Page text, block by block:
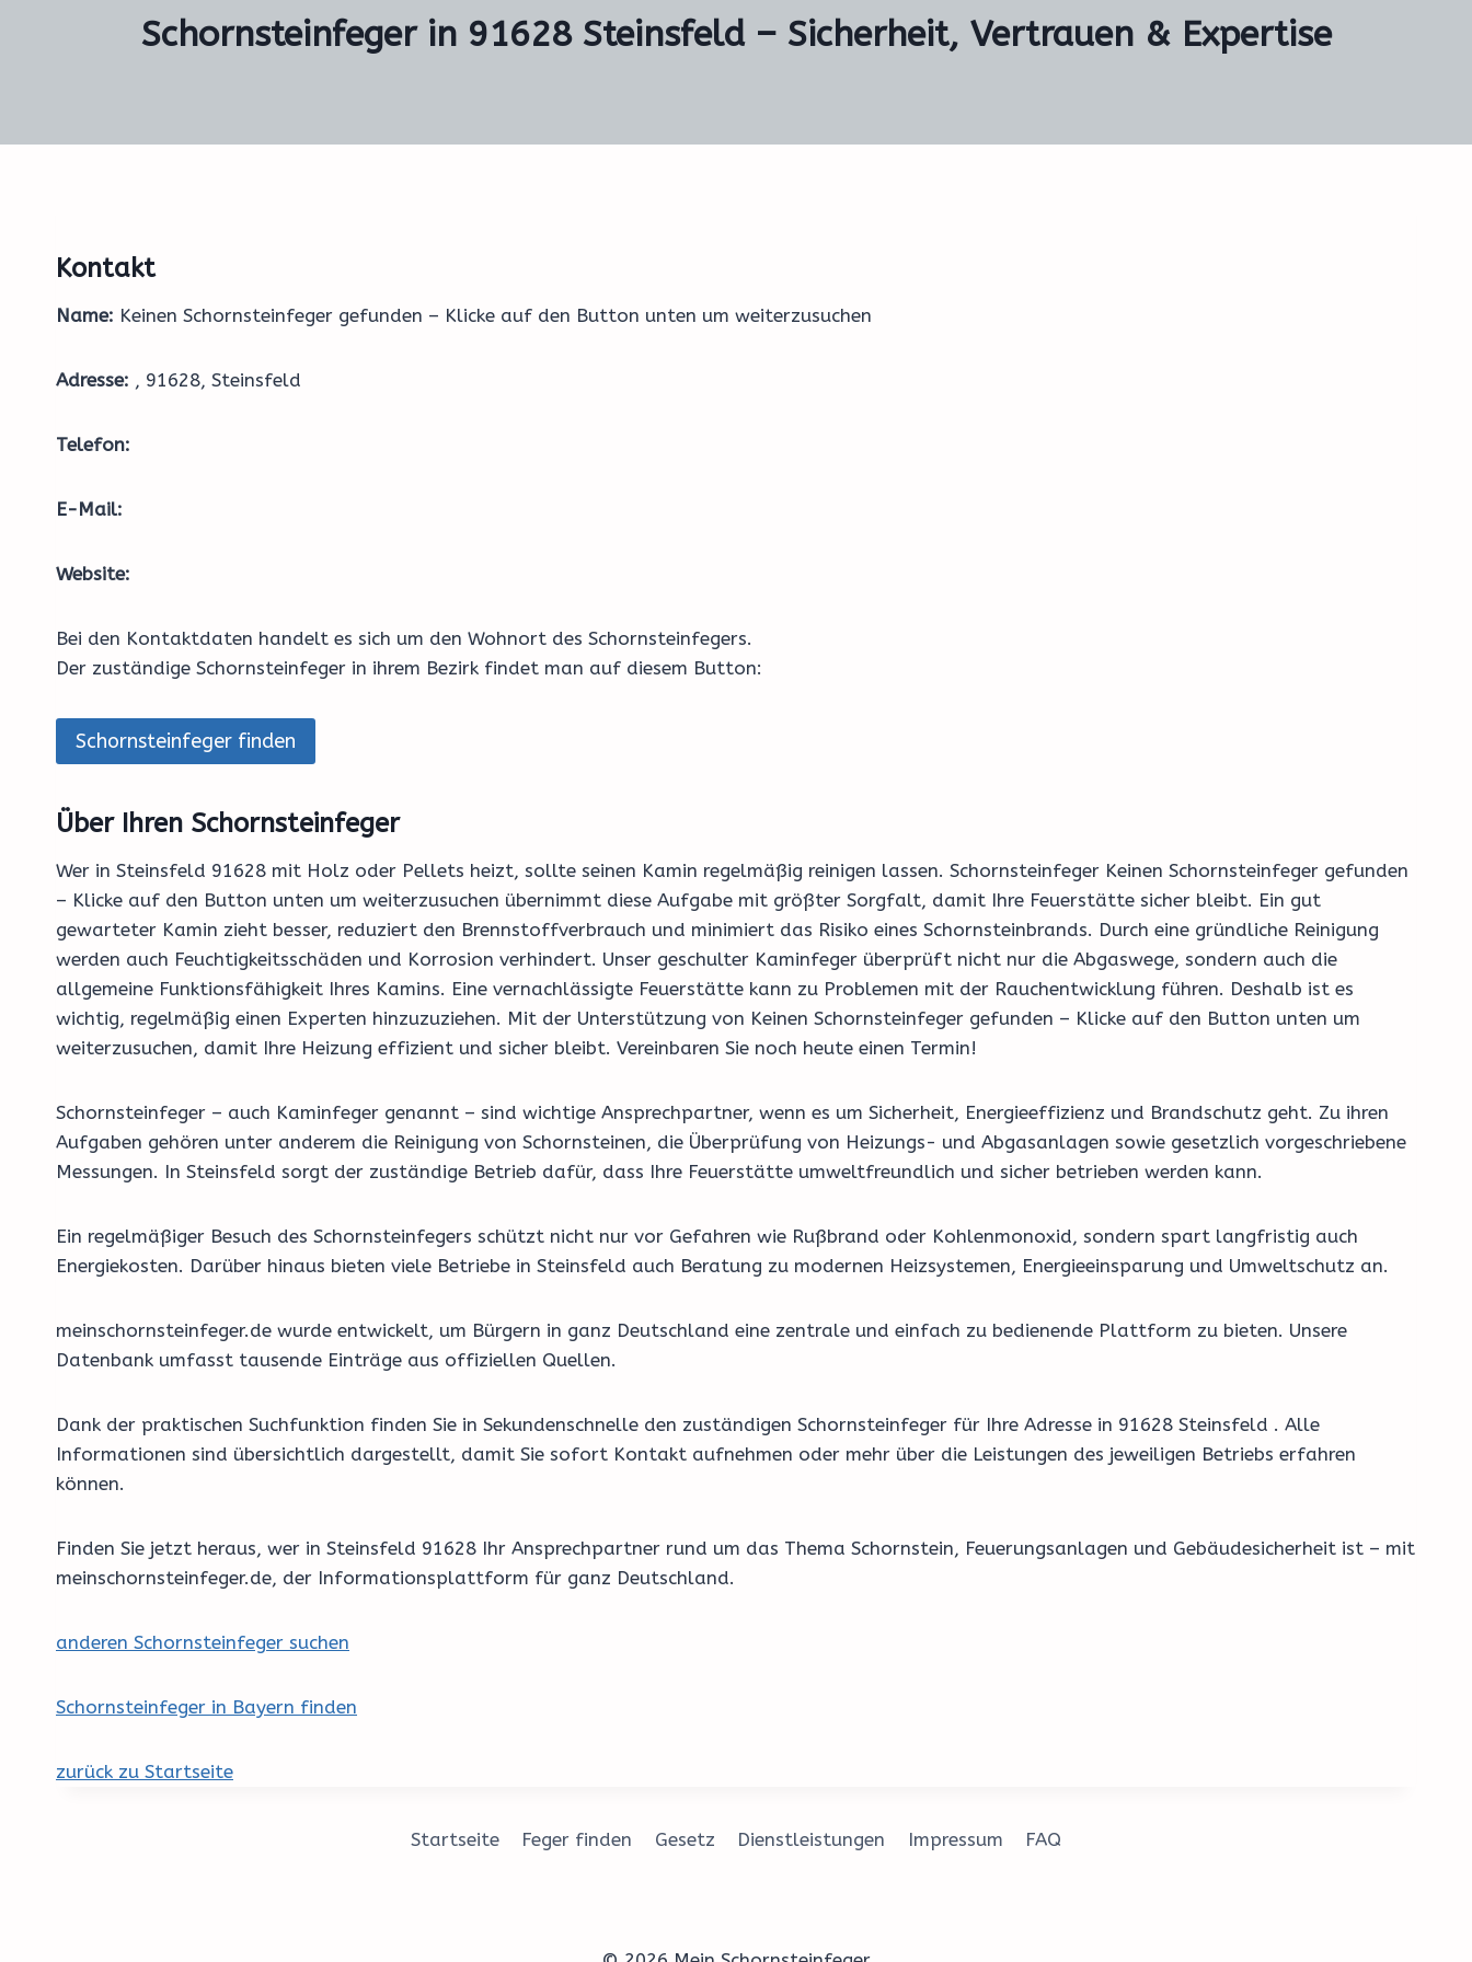
Schornsteinfeger in 91628 Steinsfeld – Sicherheit, Vertrauen & Expertise
Kontakt
Name: Keinen Schornsteinfeger gefunden – Klicke auf den Button unten um weiterzusuchen
Adresse: , 91628, Steinsfeld
Telefon:
E-Mail:
Website:
Bei den Kontaktdaten handelt es sich um den Wohnort des Schornsteinfegers.
Der zuständige Schornsteinfeger in ihrem Bezirk findet man auf diesem Button:
Schornsteinfeger finden
Über Ihren Schornsteinfeger
Wer in Steinsfeld 91628 mit Holz oder Pellets heizt, sollte seinen Kamin regelmäßig reinigen lassen. Schornsteinfeger Keinen Schornsteinfeger gefunden
– Klicke auf den Button unten um weiterzusuchen übernimmt diese Aufgabe mit größter Sorgfalt, damit Ihre Feuerstätte sicher bleibt. Ein gut
gewarteter Kamin zieht besser, reduziert den Brennstoffverbrauch und minimiert das Risiko eines Schornsteinbrands. Durch eine gründliche Reinigung
werden auch Feuchtigkeitsschäden und Korrosion verhindert. Unser geschulter Kaminfeger überprüft nicht nur die Abgaswege, sondern auch die
allgemeine Funktionsfähigkeit Ihres Kamins. Eine vernachlässigte Feuerstätte kann zu Problemen mit der Rauchentwicklung führen. Deshalb ist es
wichtig, regelmäßig einen Experten hinzuzuziehen. Mit der Unterstützung von Keinen Schornsteinfeger gefunden – Klicke auf den Button unten um
weiterzusuchen, damit Ihre Heizung effizient und sicher bleibt. Vereinbaren Sie noch heute einen Termin!
Schornsteinfeger – auch Kaminfeger genannt – sind wichtige Ansprechpartner, wenn es um Sicherheit, Energieeffizienz und Brandschutz geht. Zu ihren
Aufgaben gehören unter anderem die Reinigung von Schornsteinen, die Überprüfung von Heizungs- und Abgasanlagen sowie gesetzlich vorgeschriebene
Messungen. In Steinsfeld sorgt der zuständige Betrieb dafür, dass Ihre Feuerstätte umweltfreundlich und sicher betrieben werden kann.
Ein regelmäßiger Besuch des Schornsteinfegers schützt nicht nur vor Gefahren wie Rußbrand oder Kohlenmonoxid, sondern spart langfristig auch
Energiekosten. Darüber hinaus bieten viele Betriebe in Steinsfeld auch Beratung zu modernen Heizsystemen, Energieeinsparung und Umweltschutz an.
meinschornsteinfeger.de wurde entwickelt, um Bürgern in ganz Deutschland eine zentrale und einfach zu bedienende Plattform zu bieten. Unsere
Datenbank umfasst tausende Einträge aus offiziellen Quellen.
Dank der praktischen Suchfunktion finden Sie in Sekundenschnelle den zuständigen Schornsteinfeger für Ihre Adresse in 91628 Steinsfeld . Alle
Informationen sind übersichtlich dargestellt, damit Sie sofort Kontakt aufnehmen oder mehr über die Leistungen des jeweiligen Betriebs erfahren
können.
Finden Sie jetzt heraus, wer in Steinsfeld 91628 Ihr Ansprechpartner rund um das Thema Schornstein, Feuerungsanlagen und Gebäudesicherheit ist – mit
meinschornsteinfeger.de, der Informationsplattform für ganz Deutschland.
anderen Schornsteinfeger suchen
Schornsteinfeger in Bayern finden
zurück zu Startseite
Startseite Feger finden Gesetz Dienstleistungen Impressum FAQ